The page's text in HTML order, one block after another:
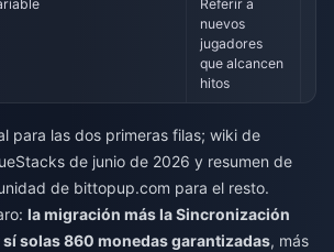
Referir a
nuevos
jugadores
que alcancen
hitos
para las dos primeras filas; wiki de
de junio de 2026 y resumen de
de bittopup.com para el resto.
la migración más la Sincronización
solas 860 monedas garantizadas, más